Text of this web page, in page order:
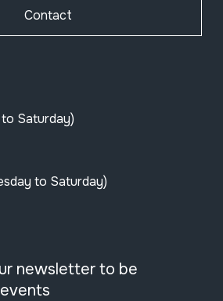
Contact
Saturday)
to Saturday)
newsletter to be